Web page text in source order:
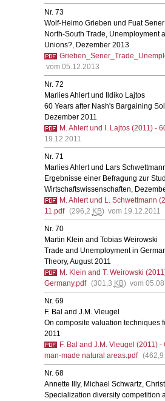
Nr. 73
Wolf-Heimo Grieben und Fuat Sener
North-South Trade, Unemployment
Unions?, Dezember 2013
vom 05.12.2013
Nr. 72
Marlies Ahlert und Ildiko Lajtos
60 Years after Nash's Bargaining
Dezember 2011
M. Ahlert und I. Lajtos (2011) -
19.12.2011
Nr. 71
Marlies Ahlert und Lars
Ergebnisse einer Befragung zur
Wirtschaftswissenschaften,
M. Ahlert und L. Schwettmann
11.pdf (296,2 KB) vom 19.12.2011
Nr. 70
Martin Klein and Tobias Weirowski
Trade and Unemployment in
Theory, August 2011
M. Klein and T. Weirowski
Germany.pdf (301,3 KB) vom
Nr. 69
F. Bal and J.M. Vleugel
On composite valuation techniques
2011
F. Bal and J.M. Vleugel (2011)
man-made natural areas.pdf (462,9
Nr. 68
Annette Illy, Michael Schwartz,
Specialization diversity competition